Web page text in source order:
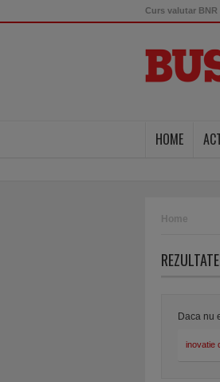
Curs valutar BNR
HOME
Home
Daca nu